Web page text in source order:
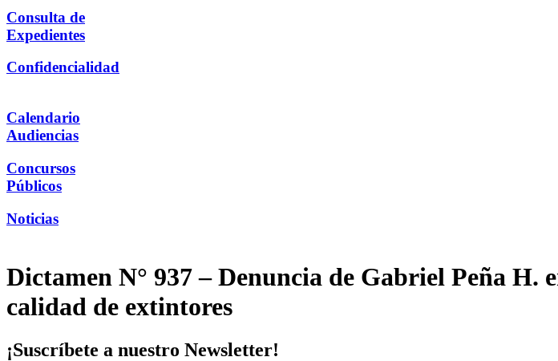
Consulta de
Expedientes
Confidencialidad
Calendario
Audiencias
Concursos
Públicos
Noticias
Dictamen N° 937 – Denuncia de Gabriel Peña
calidad de extintores
¡Suscríbete a nuestro Newsletter!